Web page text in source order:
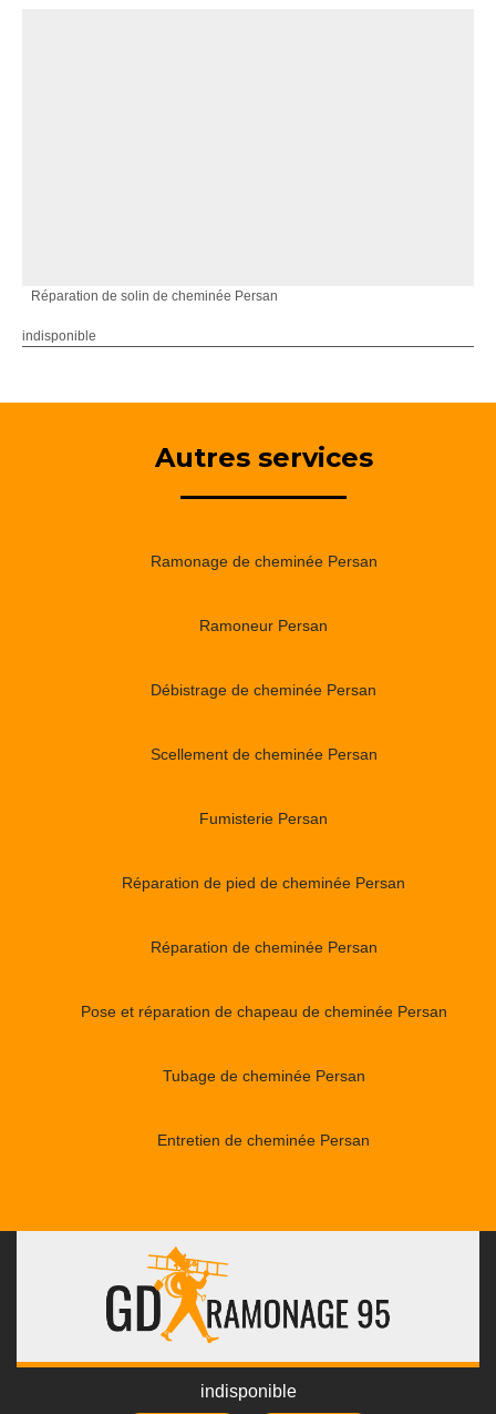
Réparation de solin de cheminée Persan
indisponible
Autres services
Ramonage de cheminée Persan
Ramoneur Persan
Débistrage de cheminée Persan
Scellement de cheminée Persan
Fumisterie Persan
Réparation de pied de cheminée Persan
Réparation de cheminée Persan
Pose et réparation de chapeau de cheminée Persan
Tubage de cheminée Persan
Entretien de cheminée Persan
indisponible